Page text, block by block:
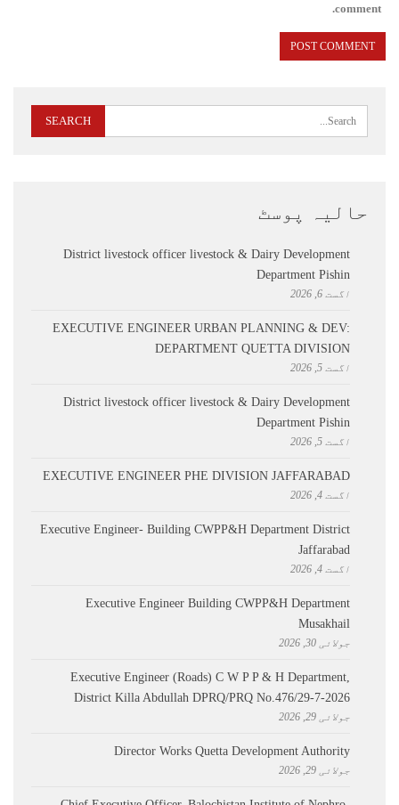
comment.
حالیہ پوسٹ
District livestock officer livestock & Dairy Development
Department Pishin
اگست 6, 2026
EXECUTIVE ENGINEER URBAN PLANNING & DEV:
DEPARTMENT QUETTA DIVISION
اگست 5, 2026
District livestock officer livestock & Dairy Development
Department Pishin
اگست 5, 2026
EXECUTIVE ENGINEER PHE DIVISION JAFFARABAD
اگست 4, 2026
Executive Engineer- Building CWPP&H Department District
Jaffarabad
اگست 4, 2026
Executive Engineer Building CWPP&H Department
Musakhail
جولائی 30, 2026
Executive Engineer (Roads) C W P P & H Department,
District Killa Abdullah ​DPRQ/PRQ No.476/29-7-2026
جولائی 29, 2026
Director Works Quetta Development Authority
جولائی 29, 2026